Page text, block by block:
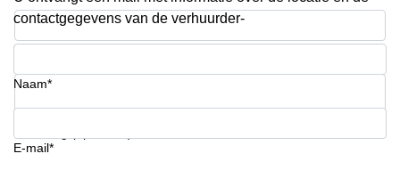
Kantoor
Huren
Hengelo
Nijmegen
Telefoonnummer*
contactgegevens van de verhuurder-
Naam*
E-mail*